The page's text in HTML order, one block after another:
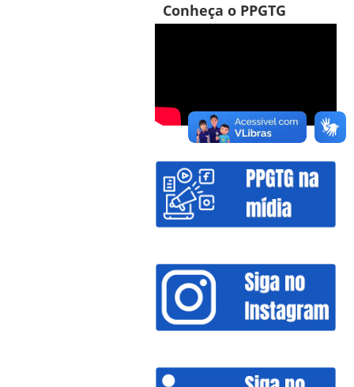
Conheça o PPGTG